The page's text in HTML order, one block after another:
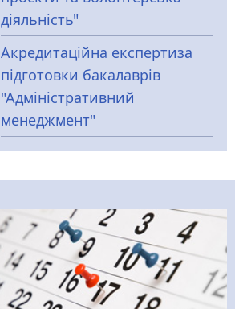
діяльність"
Акредитаційна експертиза
підготовки бакалаврів
"Адміністративний
менеджмент"